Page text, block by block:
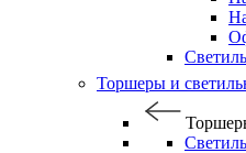
Торшеры и